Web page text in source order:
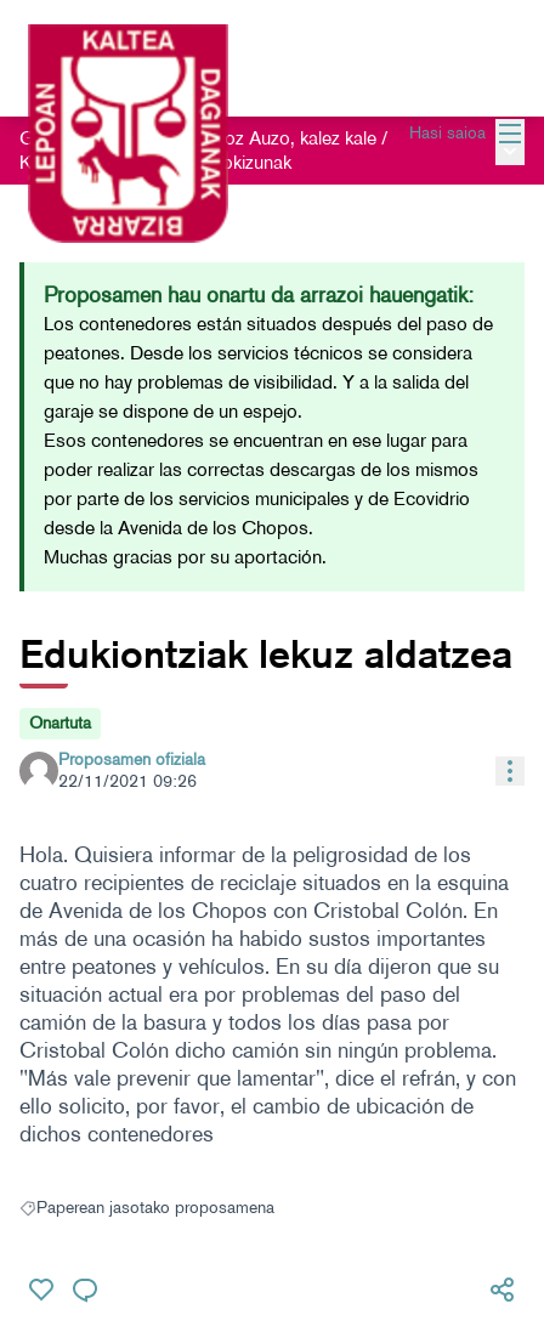
Hasi saioa
Getxo Txukun 2021 - Auzoz Auzo, kalez kale /
Kontsultatu jasotako iradokizunak
Proposamen hau onartu da arrazoi hauengatik:
Los contenedores están situados después del paso de
peatones. Desde los servicios técnicos se considera
que no hay problemas de visibilidad. Y a la salida del
garaje se dispone de un espejo.
Esos contenedores se encuentran en ese lugar para
poder realizar las correctas descargas de los mismos
por parte de los servicios municipales y de Ecovidrio
desde la Avenida de los Chopos.
Muchas gracias por su aportación.
Edukiontziak lekuz aldatzea
Onartuta
Proposamen ofiziala
22/11/2021 09:26
Hola. Quisiera informar de la peligrosidad de los
cuatro recipientes de reciclaje situados en la esquina
de Avenida de los Chopos con Cristobal Colón. En
más de una ocasión ha habido sustos importantes
entre peatones y vehículos. En su día dijeron que su
situación actual era por problemas del paso del
camión de la basura y todos los días pasa por
Cristobal Colón dicho camión sin ningún problema.
"Más vale prevenir que lamentar", dice el refrán, y con
ello solicito, por favor, el cambio de ubicación de
dichos contenedores
Paperean jasotako proposamena hautaketaren emaitzak
Paperean jasotako proposamena